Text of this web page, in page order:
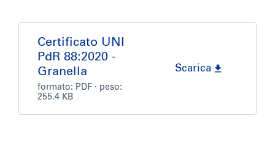
Certificato UNI
PdR 88:2020 -
Granella
formato: PDF · peso:
255.4 KB
Scarica